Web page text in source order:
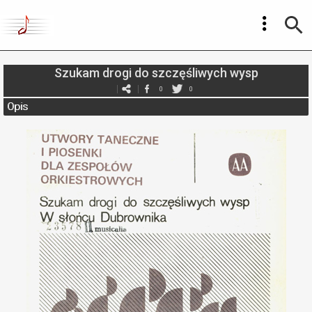
Szukam drogi do szczęśliwych wysp
0 0
Opis